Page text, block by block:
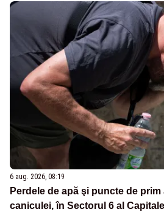
6 aug. 2026, 08:19
Perdele de apă şi puncte de
caniculei, în Sectorul 6 al